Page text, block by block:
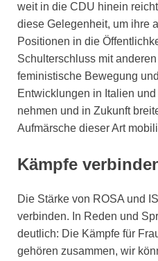
weit in die CDU hinein
diese Gelegenheit, um ihre
Positionen in die
Schulterschluss mit
feministische Bewegung
Entwicklungen in Italien
nehmen und in Zukunft
Aufmärsche dieser Art
Kämpfe
Die Stärke von ROSA und
verbinden. In Reden und
deutlich: Die Kämpfe für
gehören zusammen, wir